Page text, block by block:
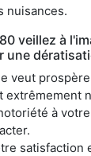
nuisances.
veillez à
une
veut
extrêmement
à
satisfaction